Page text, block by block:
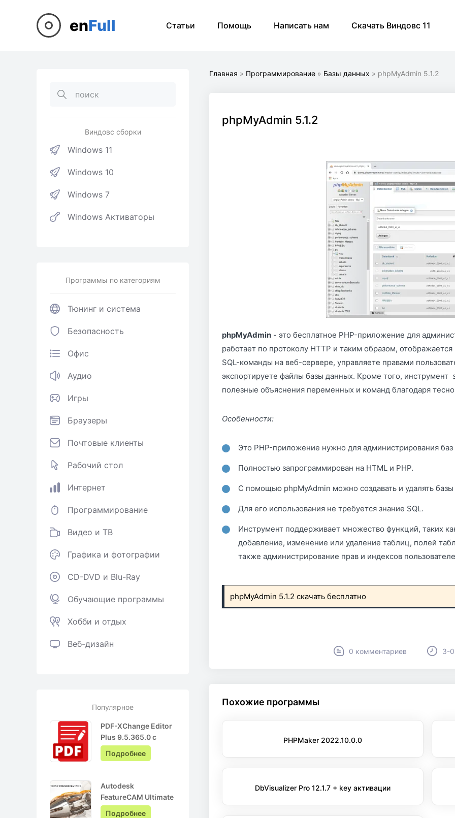
enFull Статьи Помощь Написать нам Скачать Виндовс 11
Виндовс сборки
Windows 11
Windows 10
Windows 7
Windows Активаторы
Программы по категориям
Тюнинг и система
Безопасность
Офис
Аудио
Игры
Браузеры
Почтовые клиенты
Рабочий стол
Интернет
Программирование
Видео и ТВ
Графика и фотографии
CD-DVD и Blu-Ray
Обучающие программы
Хобби и отдых
Веб-дизайн
Популярное
PDF-XChange Editor
Plus 9.5.365.0 с
ключом лицензии +
Pro на Русском
Подробнее
Autodesk
FeatureCAM Ultimate
2022.0.3 + crack
Подробнее
Главная » Программирование » Базы данных » phpMyAdmin 5.1.2
phpMyAdmin 5.1.2
phpMyAdmin - это бесплатное PHP-приложение для
работает по протоколу HTTP и таким образом,
SQL-команды на веб-сервере, управляете правами
экспортируете файлы базы данных. Кроме того, инструмент
полезные объяснения переменных и команд благодаря
Особенности:
Это PHP-приложение нужно для администрирования
Полностью запрограммирован на HTML и PHP.
С помощью phpMyAdmin можно создавать и удалять
Для его использования не требуется знание SQL.
Инструмент поддерживает множество функций, таких
добавление, изменение или удаление таблиц, полей
также администрирование прав и индексов
phpMyAdmin 5.1.2 скачать бесплатно
0 комментариев 3-
Похожие программы
PHPMaker 2022.10.0.0
DbVisualizer Pro 12.1.7 + key активации